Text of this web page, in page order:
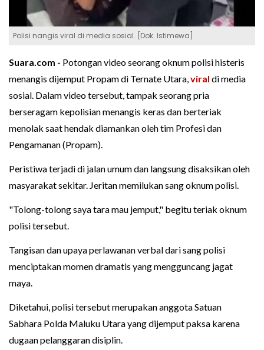
Polisi nangis viral di media sosial. [Dok. Istimewa]
Suara.com - Potongan video seorang oknum polisi histeris
menangis dijemput Propam di Ternate Utara,viral di media
sosial. Dalam video tersebut, tampak seorang pria
berseragam kepolisian menangis keras dan berteriak
menolak saat hendak diamankan oleh tim Profesi dan
Pengamanan (Propam).
Peristiwa terjadi di jalan umum dan langsung disaksikan oleh
masyarakat sekitar. Jeritan memilukan sang oknum polisi.
"Tolong-tolong saya tara mau jemput," begitu teriak oknum
polisi tersebut.
Tangisan dan upaya perlawanan verbal dari sang polisi
menciptakan momen dramatis yang mengguncang jagat
maya.
Diketahui, polisi tersebut merupakan anggota Satuan
Sabhara Polda Maluku Utara yang dijemput paksa karena
dugaan pelanggaran disiplin.